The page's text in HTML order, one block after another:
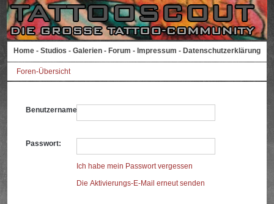
Home - Studios - Galerien - Forum - Impressum - Datenschutzerklärung
Foren-Übersicht
Benutzername:
Passwort:
Ich habe mein Passwort vergessen
Die Aktivierungs-E-Mail erneut senden